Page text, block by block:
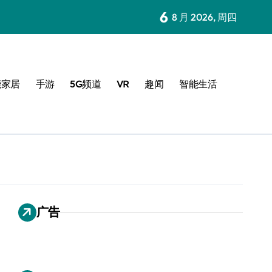
6 8 月 2026, 周四
居 手游 5G频道 VR 趣闻 智能生活
广告